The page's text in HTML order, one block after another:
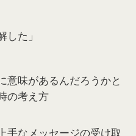
した」
意味があるんだろうかと
の考え方
手なメッセージの受け取